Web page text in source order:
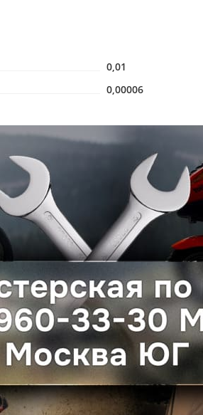
0,01
0,00006